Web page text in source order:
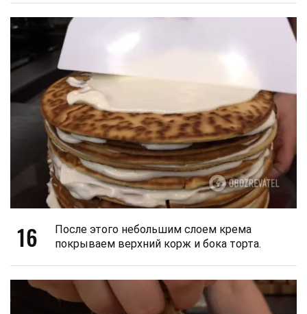
16
После этого небольшим слоем крема
покрываем верхний корж и бока торта.